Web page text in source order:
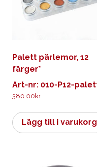
Palett pärlemor, 12
färger*
Art-nr: 010-P12-
380.00kr
Lägg till i varukorg